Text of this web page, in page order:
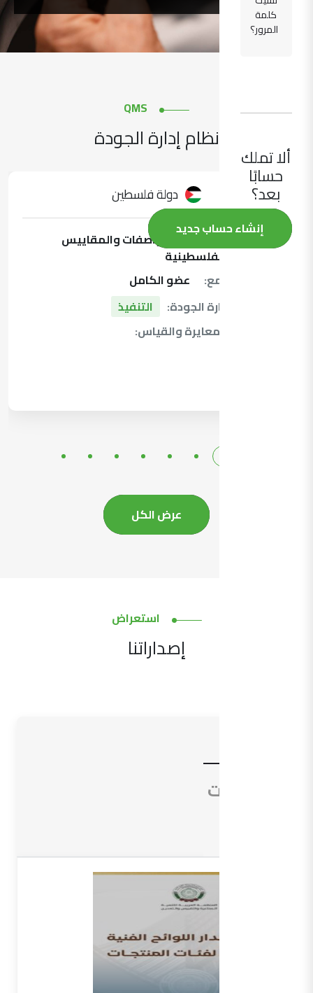
كلمة
المرور؟
ألا تملك
حسابًا
بعد؟
إنشاء حساب جديد
QMS
نظام إدارة الجودة
دولة فلسطين
المعهد:
مؤسسة المواصفات والمقاييس
الفلسطينية
عضوية التجمع:
عضو الكامل
حالة نظام إدارة الجودة:
التنفيذ
نشر قدرات المعايرة والقياس:
عرض الكل
استعراض
إصداراتنا
التوجيهات